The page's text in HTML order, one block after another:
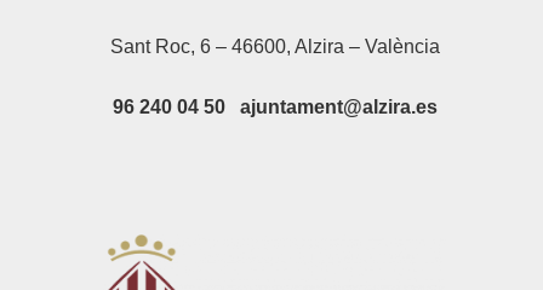
Sant Roc, 6 – 46600, Alzira – València
96 240 04 50 ajuntament@alzira.es